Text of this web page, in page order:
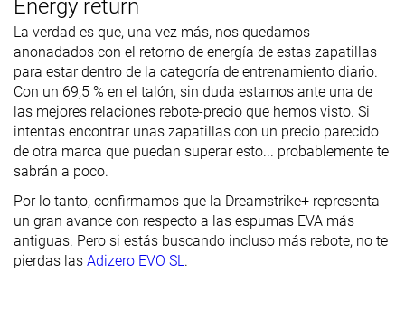
Energy return
La verdad es que, una vez más, nos quedamos
anonadados con el retorno de energía de estas zapatillas
para estar dentro de la categoría de entrenamiento diario.
Con un 69,5 % en el talón, sin duda estamos ante una de
las mejores relaciones rebote-precio que hemos visto. Si
intentas encontrar unas zapatillas con un precio parecido
de otra marca que puedan superar esto... probablemente te
sabrán a poco.
Por lo tanto, confirmamos que la Dreamstrike+ representa
un gran avance con respecto a las espumas EVA más
antiguas. Pero si estás buscando incluso más rebote, no te
pierdas las Adizero EVO SL.